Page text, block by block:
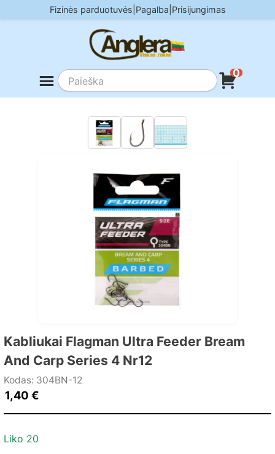
to
Fizinės parduotuvės Pagalba Prisijungimas
0
Kabliukai Flagman Ultra Feeder Bream
And Carp Series 4 Nr12
Kodas: 304BN-12
1,40 €
Liko 20